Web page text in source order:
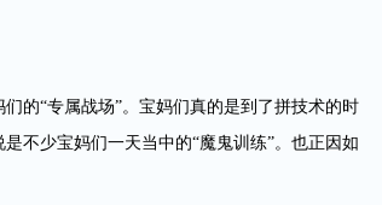
的“专属战场”。宝妈们真的是到了拼技术的时
不少宝妈们一天当中的“魔鬼训练”。也正因如